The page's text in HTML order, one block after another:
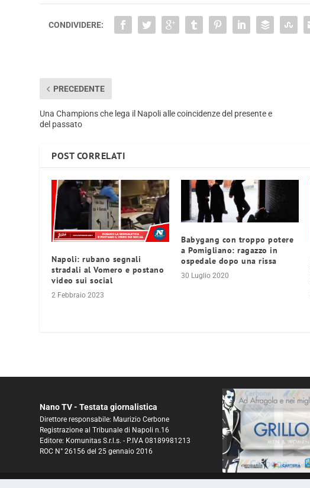
CONDIVIDERE:
PRECEDENTE
Una Champions che lega il Napoli alle coincidenze del presente e
del passato
POST CORRELATI
Napoli: rubano segnali
stradali al Vomero e postano
video sui social
2 Febbraio 2023
Babygang con troppo potere
a Pomigliano: ragazzo in
ospedale dopo una rissa
30 Luglio 2020
Nano TV - Testata giornalistica
Direttore responsabile: Maurizio Cerbone
Registrazione al Tribunale di Napoli n.16
Editore: Komunitas S.r.l.s. - P.IVA 08189981213
ROC N° 26156 del 25 gennaio 2016